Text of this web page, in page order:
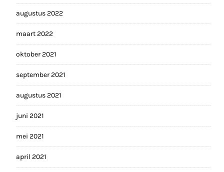
augustus 2022
maart 2022
oktober 2021
september 2021
augustus 2021
juni 2021
mei 2021
april 2021